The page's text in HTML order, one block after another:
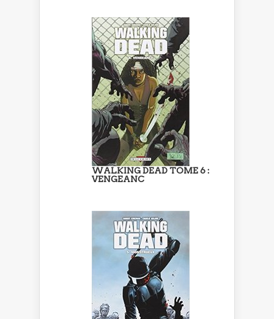
WALKING DEAD TOME 6 :
VENGEANC